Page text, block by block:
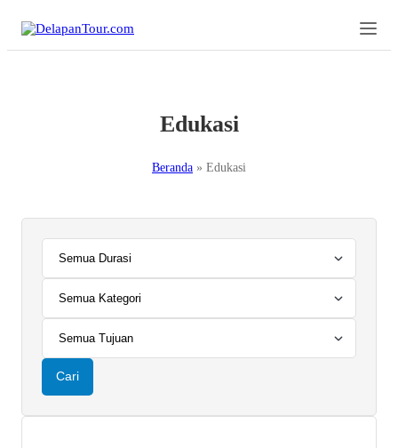
Edukasi
Beranda » Edukasi
Cari